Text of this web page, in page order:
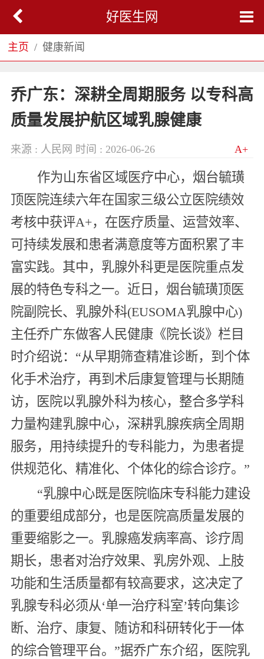
好医生网
主页 健康新闻
乔广东：深耕全周期服务 以专科高
质量发展护航区域乳腺健康
来源 : 人民网 时间 : 2026-06-26 A+
作为山东省区域医疗中心，烟台毓璜
顶医院连续六年在国家三级公立医院绩效
考核中获评A+，在医疗质量、运营效率、
可持续发展和患者满意度等方面积累了丰
富实践。其中，乳腺外科更是医院重点发
展的特色专科之一。近日，烟台毓璜顶医
院副院长、乳腺外科(EUSOMA乳腺中心)
主任乔广东做客人民健康《院长谈》栏目
时介绍说：“从早期筛查精准诊断，到个体
化手术治疗，再到术后康复管理与长期随
访，医院以乳腺外科为核心，整合多学科
力量构建乳腺中心，深耕乳腺疾病全周期
服务，用持续提升的专科能力，为患者提
供规范化、精准化、个体化的综合诊疗。”
“乳腺中心既是医院临床专科能力建设
的重要组成部分，也是医院高质量发展的
重要缩影之一。乳腺癌发病率高、诊疗周
期长，患者对治疗效果、乳房外观、上肢
功能和生活质量都有较高要求，这决定了
乳腺专科必须从‘单一治疗科室’转向集诊
断、治疗、康复、随访和科研转化于一体
的综合管理平台。”据乔广东介绍，医院乳